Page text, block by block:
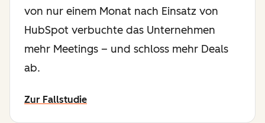
von nur einem Monat nach Einsatz von
HubSpot verbuchte das Unternehmen
mehr Meetings – und schloss mehr Deals
ab.
Zur Fallstudie